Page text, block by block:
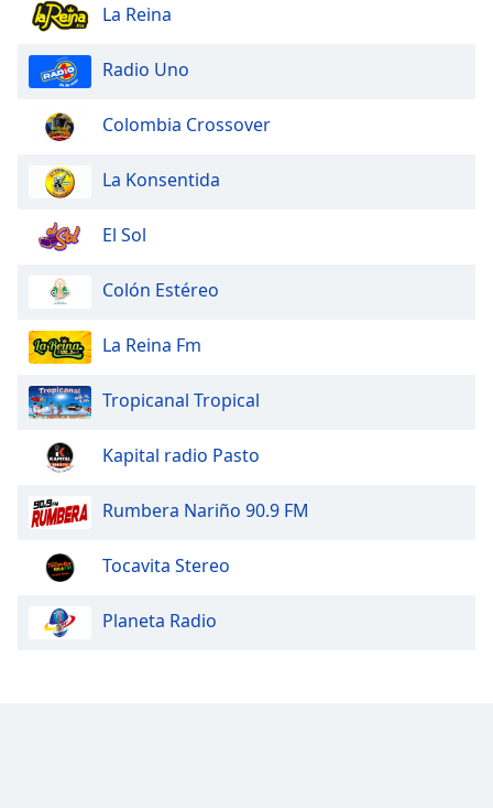
La Reina
Radio Uno
Colombia Crossover
La Konsentida
El Sol
Colón Estéreo
La Reina Fm
Tropicanal Tropical
Kapital radio Pasto
Rumbera Nariño 90.9 FM
Tocavita Stereo
Planeta Radio